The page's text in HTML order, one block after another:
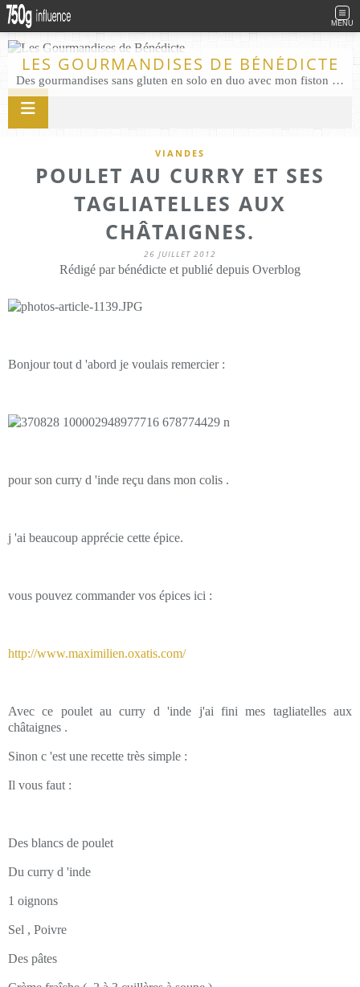
MENU
LES GOURMANDISES DE BÉNÉDICTE
Des gourmandises sans gluten en solo en duo avec mon fiston . Salé comme Sucré sans gluten éco responsable Les Gourmandises de Bénédicte gâteau produits locaux
VIANDES
POULET AU CURRY ET SES
TAGLIATELLES AUX
CHÂTAIGNES.
26 JUILLET 2012
Rédigé par bénédicte et publié depuis Overblog
Bonjour tout d 'abord je voulais remercier :
pour son curry d 'inde reçu dans mon colis .
j 'ai beaucoup apprécie cette épice.
vous pouvez commander vos épices ici :
http://www.maximilien.oxatis.com/
Avec ce poulet au curry d 'inde j'ai fini mes tagliatelles aux
châtaignes .
Sinon c 'est une recette très simple :
Il vous faut :
Des blancs de poulet
Du curry d 'inde
1 oignons
Sel , Poivre
Des pâtes